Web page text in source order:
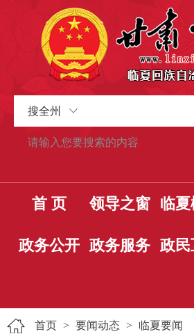
搜全州
首 页 领导之窗 临
政务公开 政务服务 政
首页 > 要闻动态 > 临夏要闻